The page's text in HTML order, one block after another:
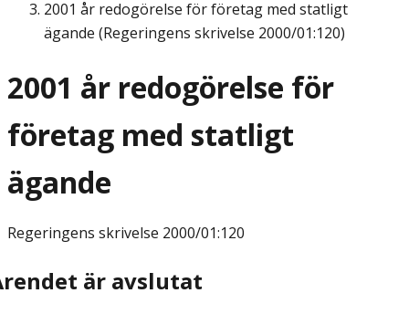
2001 år redogörelse för företag med statligt
ägande (Regeringens skrivelse 2000/01:120)
2001 år redogörelse för
företag med statligt
ägande
Regeringens skrivelse 2000/01:120
är avslutat